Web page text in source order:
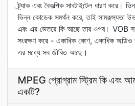
ট্র্যাক এবং বৈকল্পিক সাবটাইটেল ধারণ করে।
ভিন্ন কোডেক সমর্থন করে, তাই সামঞ্জস্যতা
এবং এর ভেতরে কি আছে তার ওপর। VOB
সংরক্ষণ করে - একাধিক কোণ, একাধিক অডিও
এর মধ্যে সব জীবিত আছে।
MPEG প্রোগ্রাম স্ট্রিম কি এবং
একটি?